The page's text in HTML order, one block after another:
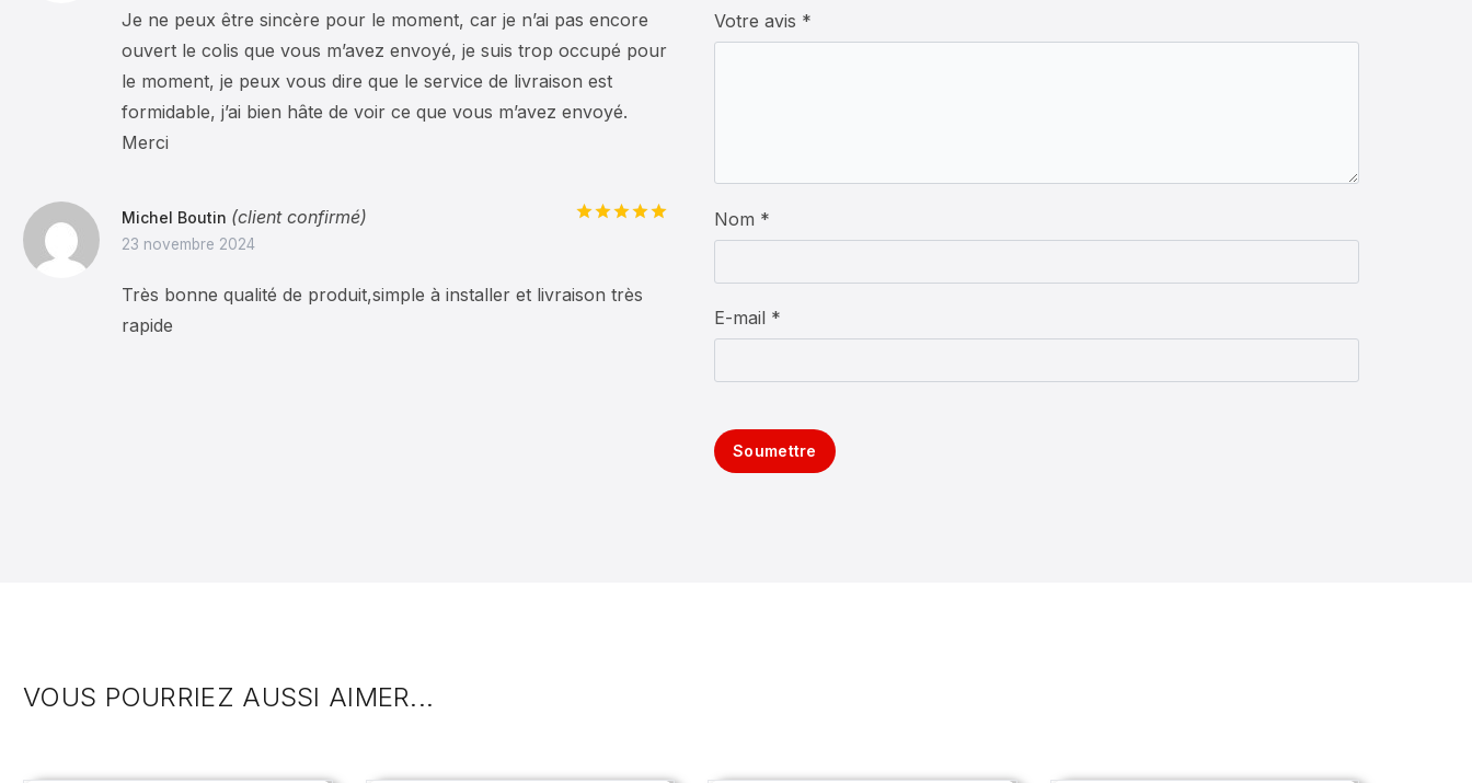
Je ne peux être sincère pour le moment, car je n’ai pas encore
ouvert le colis que vous m’avez envoyé, je suis trop occupé pour
le moment, je peux vous dire que le service de livraison est
formidable, j’ai bien hâte de voir ce que vous m’avez envoyé.
Merci
Michel Boutin (client confirmé)
23 novembre 2024
Très bonne qualité de produit,simple à installer et livraison très
rapide
Votre avis *
Nom *
E-mail *
Soumettre
VOUS POURRIEZ AUSSI AIMER...